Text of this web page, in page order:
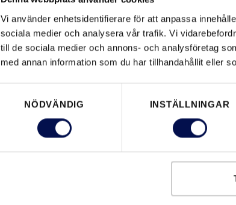
Vi använder enhetsidentifierare för att anpassa
sociala medier och analysera vår trafik. Vi
till de sociala medier och annons- och analysföretag
med annan information som du har tillhandahållit eller
NÖDVÄNDIG
INSTÄLLNINGAR
FINNS DET NÅGRA KRAV
Till villor är det ovanligt med krav
brandklassning, ljudklassning och
entrédörr till en bostad är det viktigt